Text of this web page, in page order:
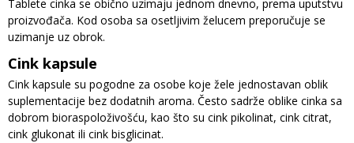
Tablete cinka se obično uzimaju jednom dnevno, prema uputstvu
proizvođača. Kod osoba sa osetljivim želucem preporučuje se
uzimanje uz obrok.
Cink kapsule
Cink kapsule su pogodne za osobe koje žele jednostavan oblik
suplementacije bez dodatnih aroma. Često sadrže oblike cinka sa
dobrom bioraspoloživošću, kao što su cink pikolinat, cink citrat,
cink glukonat ili cink bisglicinat.